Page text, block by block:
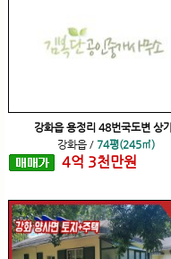
강화읍 용정리 48번국도변 상
강화읍 / 74평(245㎡)
4억 3천만원